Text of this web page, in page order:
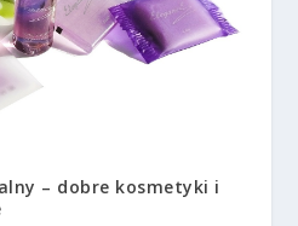
– dobre kosmetyki i